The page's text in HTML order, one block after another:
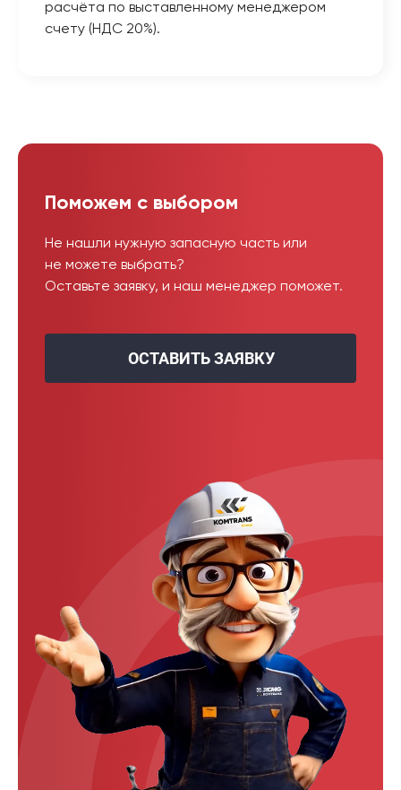
расчёта по выставленному менеджером
счету (НДС 20%).
Поможем с выбором
Не нашли нужную запасную часть или
не можете выбрать?
Оставьте заявку, и наш менеджер поможет.
ОСТАВИТЬ ЗАЯВКУ